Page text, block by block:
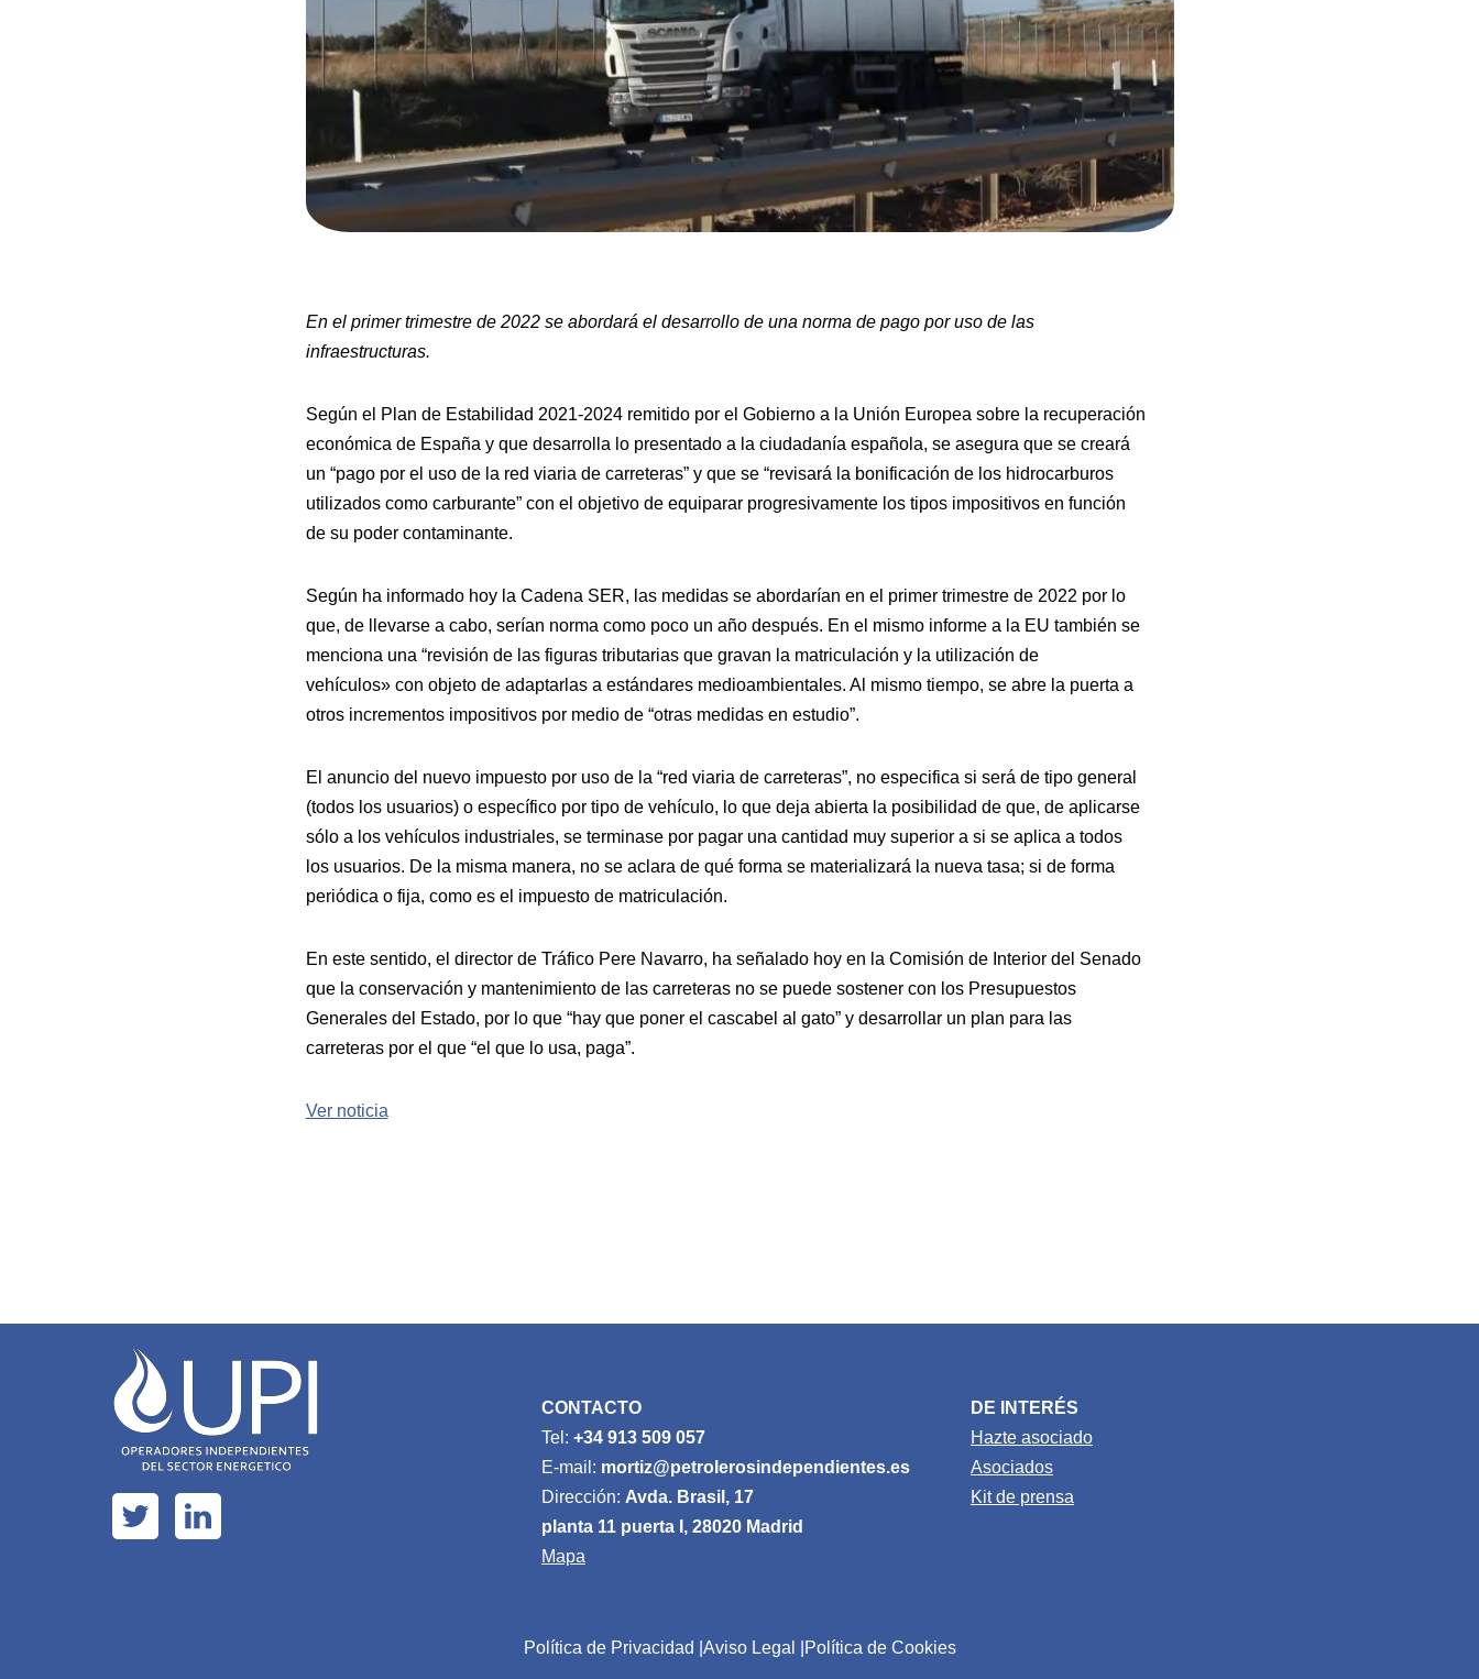
En el primer trimestre de 2022 se abordará el desarrollo de una norma de pago por uso de las
infraestructuras.
Según el Plan de Estabilidad 2021-2024 remitido por el Gobierno a la Unión Europea sobre la recuperación
económica de España y que desarrolla lo presentado a la ciudadanía española, se asegura que se creará
un “pago por el uso de la red viaria de carreteras” y que se “revisará la bonificación de los hidrocarburos
utilizados como carburante” con el objetivo de equiparar progresivamente los tipos impositivos en función
de su poder contaminante.
Según ha informado hoy la Cadena SER, las medidas se abordarían en el primer trimestre de 2022 por lo
que, de llevarse a cabo, serían norma como poco un año después. En el mismo informe a la EU también se
menciona una “revisión de las figuras tributarias que gravan la matriculación y la utilización de
vehículos» con objeto de adaptarlas a estándares medioambientales. Al mismo tiempo, se abre la puerta a
otros incrementos impositivos por medio de “otras medidas en estudio”.
El anuncio del nuevo impuesto por uso de la “red viaria de carreteras”, no especifica si será de tipo general
(todos los usuarios) o específico por tipo de vehículo, lo que deja abierta la posibilidad de que, de aplicarse
sólo a los vehículos industriales, se terminase por pagar una cantidad muy superior a si se aplica a todos
los usuarios. De la misma manera, no se aclara de qué forma se materializará la nueva tasa; si de forma
periódica o fija, como es el impuesto de matriculación.
En este sentido, el director de Tráfico Pere Navarro, ha señalado hoy en la Comisión de Interior del Senado
que la conservación y mantenimiento de las carreteras no se puede sostener con los Presupuestos
Generales del Estado, por lo que “hay que poner el cascabel al gato” y desarrollar un plan para las
carreteras por el que “el que lo usa, paga”.
Ver noticia
CONTACTO
Tel: +34 913 509 057
E-mail: mortiz@petrolerosindependientes.es
Dirección: Avda. Brasil, 17
planta 11 puerta I, 28020 Madrid
Mapa
DE INTERÉS
Hazte asociado
Asociados
Kit de prensa
Política de Privacidad Aviso Legal Política de Cookies